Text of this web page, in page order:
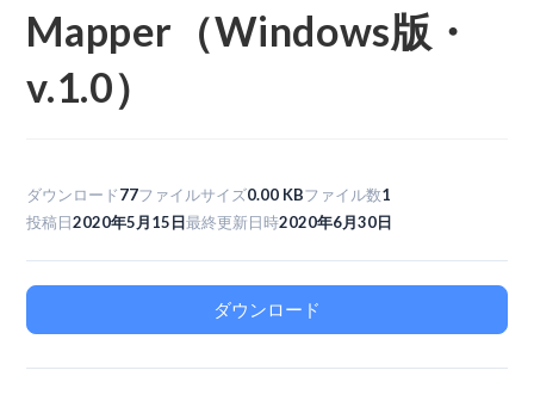
Mapper（Windows版・
v.1.0）
ダウンロード77ファイルサイズ0.00 KBファイル数1
投稿日2020年5月15日最終更新日時2020年6月30日
ダウンロード